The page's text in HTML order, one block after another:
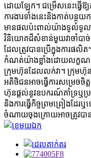
ដោយឡែក។ ជម្រើសនេះធ្វើឱ្យ
ការងារទាំងនេះនិងកាត់បន្
មានផលប៉ះពាល់យ៉ាងទូលំទូល
វិនិយោគដ៏សំខាន់មួយវាចាំបាច់
ដែលត្រូវបានប្រើក្នុងការផលិ
កំណត់យ៉ាងខ្លាំងដោយលក្ខណៈ
ក្រុមហ៊ុនដែលលក់វា។ ក្រុមហ៊ុនខ្
អតិថិជនអាចធ្វើការសម្រេចចិ
ហ៊ុនផ្តល់នូវឧបករណ៍គាំទ្រឬប្រ
និងការធ្វើកិច្ចព្រមព្រៀងដែរ
ចំណាយចុងក្រោយអាចត្រូវប